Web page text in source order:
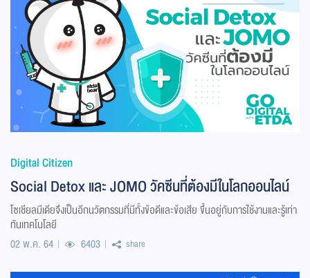
Digital Citizen
Social Detox และ JOMO วัคซีนที่ต้องมีในโลกออนไลน์
โซเชียลมีเดียจึงเป็นอีกนวัตกรรมที่มีทั้งข้อดีและข้อเสีย ขึ้นอยู่กับการใช้งานและรู้เท่า
ทันเทคโนโลยี
02 พ.ค. 64
6403 share